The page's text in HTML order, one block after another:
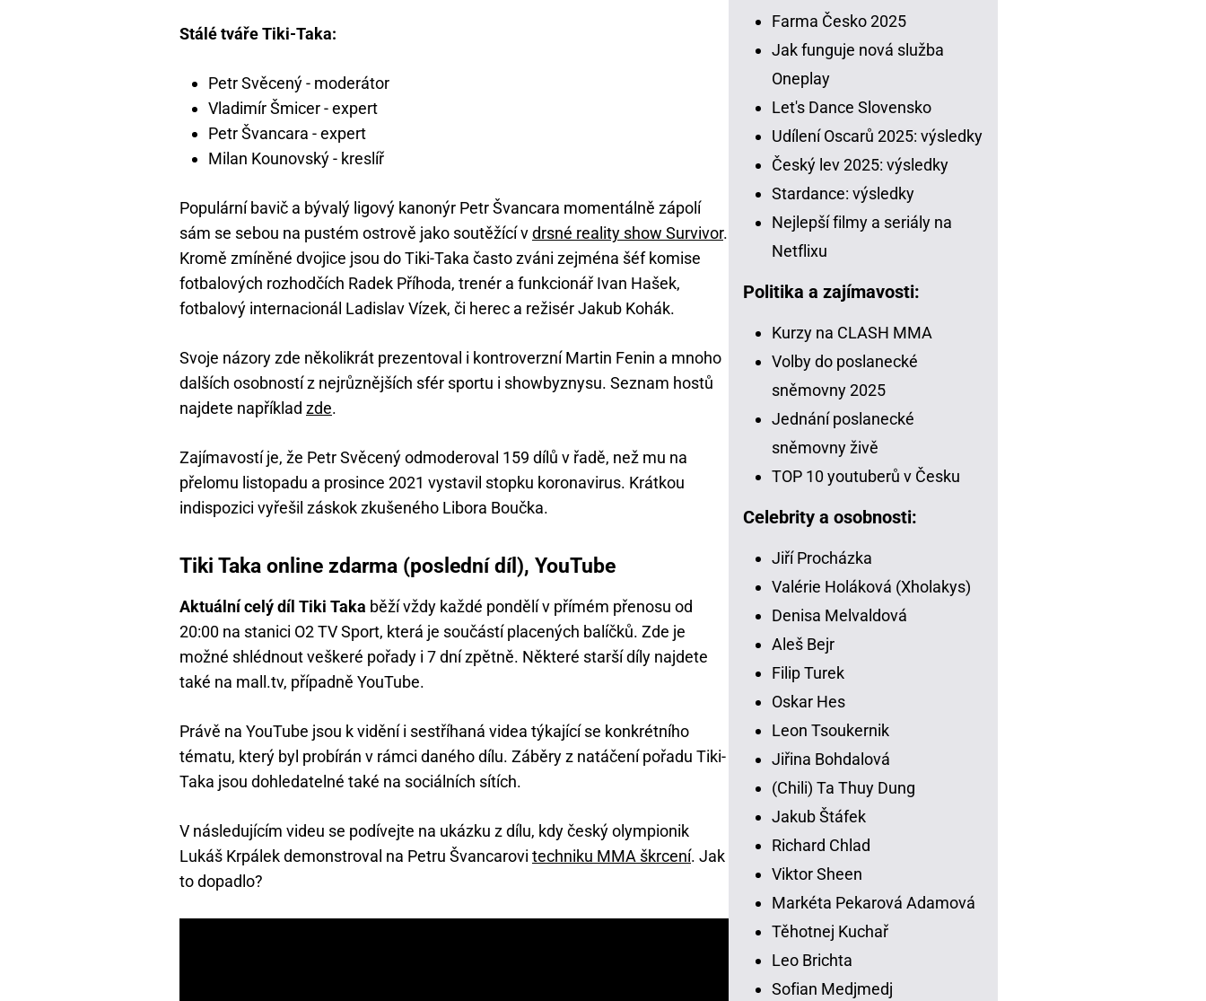
Stálé tváře Tiki-Taka:
Petr Svěcený - moderátor
Vladimír Šmicer - expert
Petr Švancara - expert
Milan Kounovský - kreslíř
Populární bavič a bývalý ligový kanonýr Petr Švancara momentálně zápolí
sám se sebou na pustém ostrově jako soutěžící vdrsné reality show Survivor.
Kromě zmíněné dvojice jsou do Tiki-Taka často zváni zejména šéf komise
fotbalových rozhodčích Radek Příhoda, trenér a funkcionář Ivan Hašek,
fotbalový internacionál Ladislav Vízek, či herec a režisér Jakub Kohák.
Svoje názory zde několikrát prezentoval i kontroverzní Martin Fenin a mnoho
dalších osobností z nejrůznějších sfér sportu i showbyznysu. Seznam hostů
najdete například zde.
Zajímavostí je, že Petr Svěcený odmoderoval 159 dílů v řadě, než mu na
přelomu listopadu a prosince 2021 vystavil stopku koronavirus. Krátkou
indispozici vyřešil záskok zkušeného Libora Boučka.
Tiki Taka online zdarma (poslední díl), YouTube
Aktuální celý díl Tiki Taka běží vždy každé pondělí v přímém přenosu od
20:00 na stanici O2 TV Sport, která je součástí placených balíčků. Zde je
možné shlédnout veškeré pořady i 7 dní zpětně. Některé starší díly najdete
také na mall.tv, případně YouTube.
Právě na YouTube jsou k vidění i sestříhaná videa týkající se konkrétního
tématu, který byl probírán v rámci daného dílu. Záběry z natáčení pořadu Tiki-
Taka jsou dohledatelné také na sociálních sítích.
V následujícím videu se podívejte na ukázku z dílu, kdy český olympionik
Lukáš Krpálek demonstroval na Petru Švancarovi techniku MMA škrcení. Jak
to dopadlo?
Farma Česko 2025
Jak funguje nová služba
Oneplay
Let's Dance Slovensko
Udílení Oscarů 2025: výsledky
Český lev 2025: výsledky
Stardance: výsledky
Nejlepší filmy a seriály na
Netflixu
Politika a zajímavosti:
Kurzy na CLASH MMA
Volby do poslanecké
sněmovny 2025
Jednání poslanecké
sněmovny živě
TOP 10 youtuberů v Česku
Celebrity a osobnosti:
Jiří Procházka
Valérie Holáková (Xholakys)
Denisa Melvaldová
Aleš Bejr
Filip Turek
Oskar Hes
Leon Tsoukernik
Jiřina Bohdalová
(Chili) Ta Thuy Dung
Jakub Štáfek
Richard Chlad
Viktor Sheen
Markéta Pekarová Adamová
Těhotnej Kuchař
Leo Brichta
Sofian Medjmedj